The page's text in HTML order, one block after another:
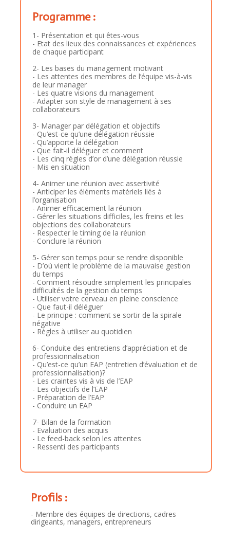
Programme :
1- Présentation et qui êtes-vous
- Etat des lieux des connaissances et expériences
de chaque participant
2- Les bases du management motivant
- Les attentes des membres de l’équipe vis-à-vis
de leur manager
- Les quatre visions du management
- Adapter son style de management à ses
collaborateurs
3- Manager par délégation et objectifs
- Qu’est-ce qu’une délégation réussie
- Qu’apporte la délégation
- Que fait-il déléguer et comment
- Les cinq règles d’or d’une délégation réussie
- Mis en situation
4- Animer une réunion avec assertivité
- Anticiper les éléments matériels liés à
l’organisation
- Animer efficacement la réunion
- Gérer les situations difficiles, les freins et les
objections des collaborateurs
- Respecter le timing de la réunion
- Conclure la réunion
5- Gérer son temps pour se rendre disponible
- D’où vient le problème de la mauvaise gestion
du temps
- Comment résoudre simplement les principales
difficultés de la gestion du temps
- Utiliser votre cerveau en pleine conscience
- Que faut-il déléguer
- Le principe : comment se sortir de la spirale
négative
- Règles à utiliser au quotidien
6- Conduite des entretiens d’appréciation et de
professionnalisation
- Qu’est-ce qu’un EAP (entretien d’évaluation et de
professionnalisation)?
- Les craintes vis à vis de l’EAP
- Les objectifs de l’EAP
- Préparation de l’EAP
- Conduire un EAP
7- Bilan de la formation
- Evaluation des acquis
- Le feed-back selon les attentes
- Ressenti des participants
Profils :
- Membre des équipes de directions, cadres
dirigeants, managers, entrepreneurs